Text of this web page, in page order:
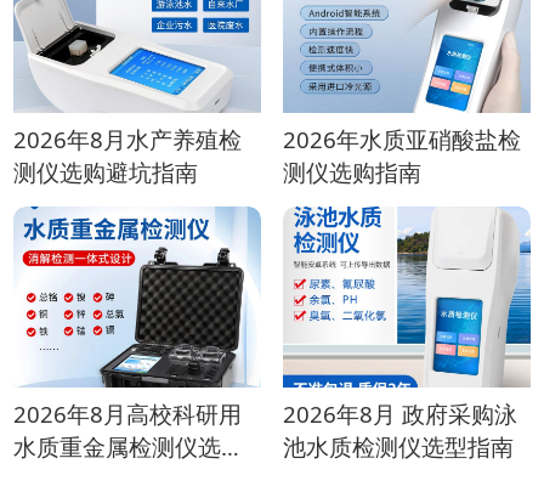
2026年8月水产养殖检
测仪选购避坑指南
2026年水质亚硝酸盐检
测仪选购指南
2026年8月高校科研用
水质重金属检测仪选购
2026年8月 政府采购泳
池水质检测仪选型指南